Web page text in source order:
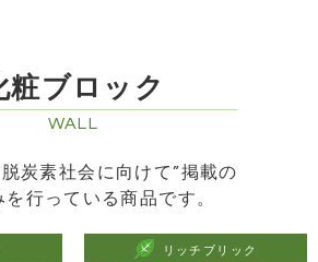
粧ブロック
WALL
炭素社会に向けて”掲載の
を行っている商品です。
リッチブリック